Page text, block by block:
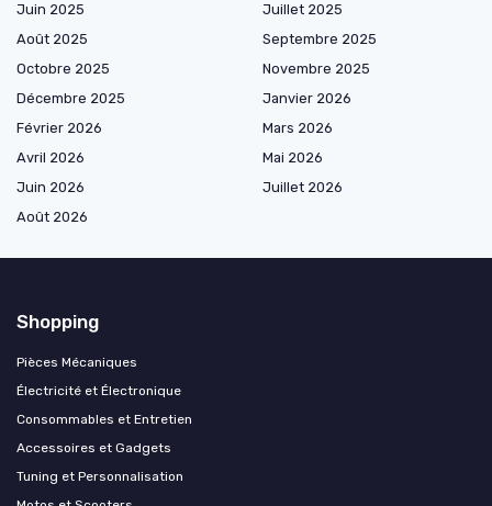
Juin 2025
Juillet 2025
Août 2025
Septembre 2025
Octobre 2025
Novembre 2025
Décembre 2025
Janvier 2026
Février 2026
Mars 2026
Avril 2026
Mai 2026
Juin 2026
Juillet 2026
Août 2026
Shopping
Pièces Mécaniques
Électricité et Électronique
Consommables et Entretien
Accessoires et Gadgets
Tuning et Personnalisation